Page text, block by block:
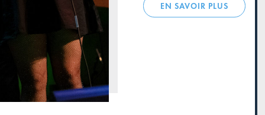
EN SAVOIR PLUS